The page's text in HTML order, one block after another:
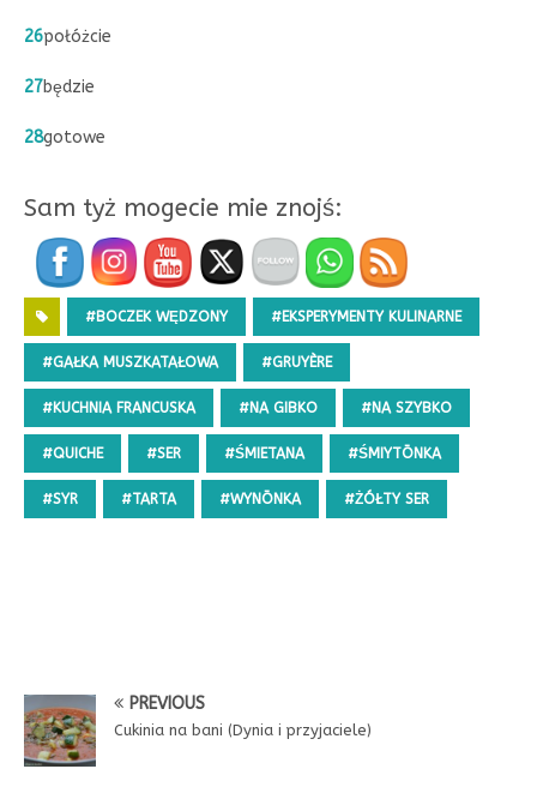
26połóżcie
27będzie
28gotowe
Sam tyż mogecie mie znojś:
#BOCZEK WĘDZONY #EKSPERYMENTY KULINARNE
#GAŁKA MUSZKATAŁOWA #GRUYÈRE
#KUCHNIA FRANCUSKA #NA GIBKO #NA SZYBKO
#QUICHE #SER #ŚMIETANA #ŚMIYTŌNKA
#SYR #TARTA #WYNŌNKA #ŻÓŁTY SER
PREVIOUS
Cukinia na bani (Dynia i przyjaciele)